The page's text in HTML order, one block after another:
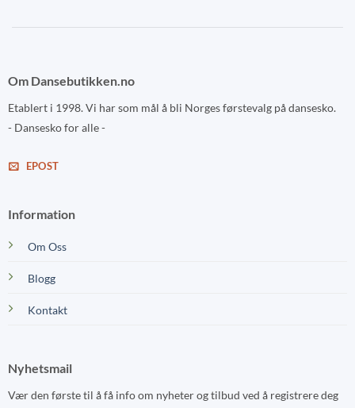
Om Dansebutikken.no
Etablert i 1998. Vi har som mål å bli Norges førstevalg på dansesko.
- Dansesko for alle -
EPOST
Information
Om Oss
Blogg
Kontakt
Nyhetsmail
Vær den første til å få info om nyheter og tilbud ved å registrere deg